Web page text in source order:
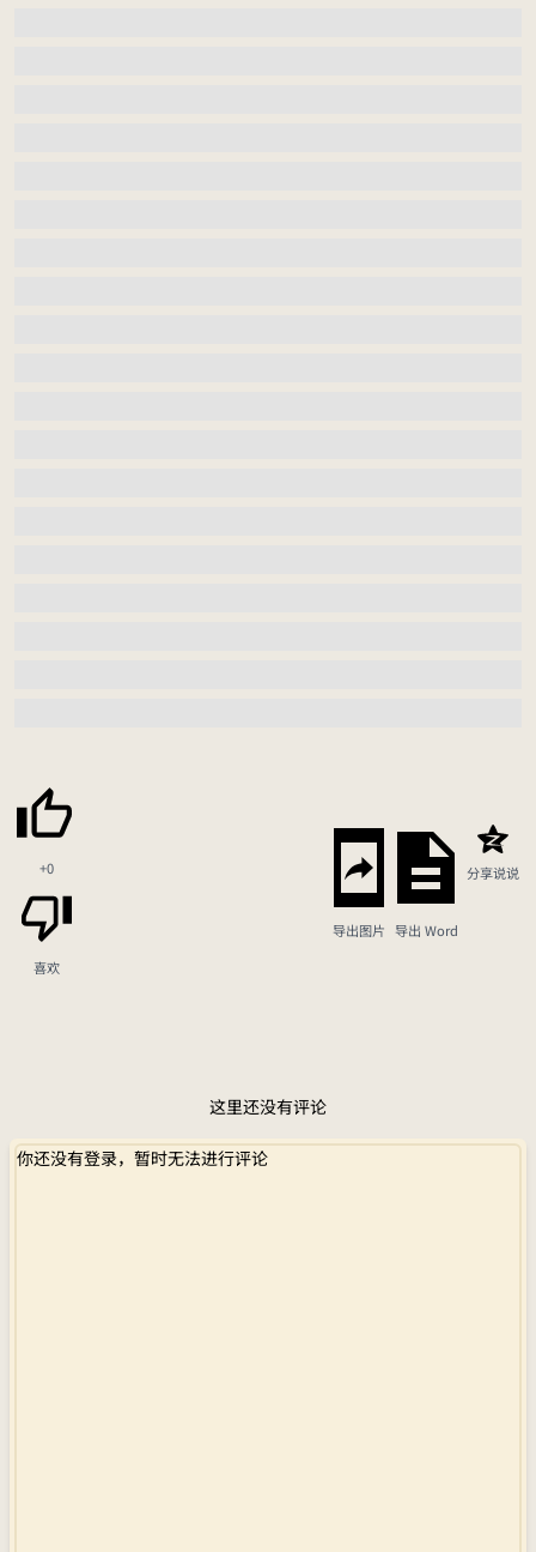
+0
喜欢
导出图片 导出 Word
分享说说
这里还没有评论
你还没有登录，暂时无法进行评论